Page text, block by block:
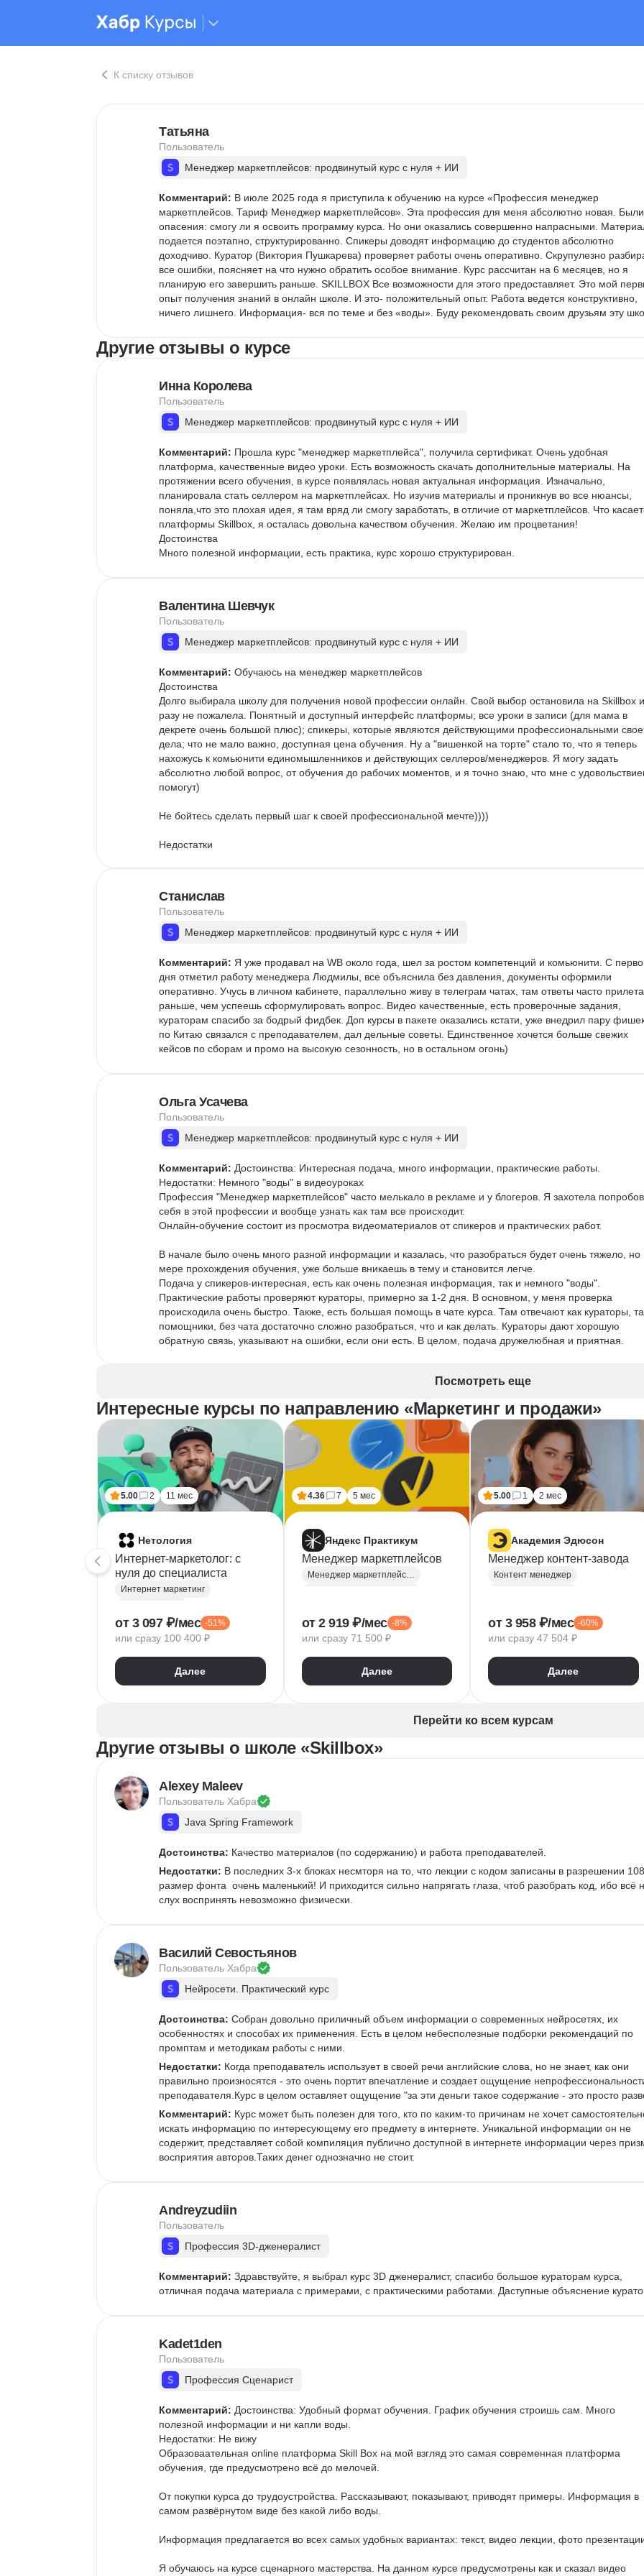
К списку отзывов
Татьяна
Пользователь
Менеджер маркетплейсов: продвинутый курс с нуля + ИИ
Комментарий: В июле 2025 года я приступила к обучению на курсе «Профессия менеджер
маркетплейсов. Тариф Менеджер маркетплейсов». Эта профессия для меня абсолютно новая. Были
опасения: смогу ли я освоить программу курса. Но они оказались совершенно напрасными.
подается поэтапно, структурированно. Спикеры доводят информацию до студентов абсолютно
доходчиво. Куратор (Виктория Пушкарева) проверяет работы очень оперативно. Скрупулезно
все ошибки, поясняет на что нужно обратить особое внимание. Курс рассчитан на 6 месяцев, но я
планирую его завершить раньше. SKILLBOX Все возможности для этого предоставляет. Это мой
опыт получения знаний в онлайн школе. И это- положительный опыт. Работа ведется конструктивно,
ничего лишнего. Информация- вся по теме и без «воды». Буду рекомендовать своим друзьям эту
Другие отзывы о курсе
Инна Королева
Пользователь
Менеджер маркетплейсов: продвинутый курс с нуля + ИИ
Комментарий: Прошла курс "менеджер маркетплейса", получила сертификат. Очень удобная
платформа, качественные видео уроки. Есть возможность скачать дополнительные материалы. На
протяжении всего обучения, в курсе появлялась новая актуальная информация. Изначально,
планировала стать селлером на маркетплейсах. Но изучив материалы и проникнув во все нюансы,
поняла,что это плохая идея, я там вряд ли смогу заработать, в отличие от маркетплейсов. Что
платформы Skillbox, я осталась довольна качеством обучения. Желаю им процветания!
Достоинства
Много полезной информации, есть практика, курс хорошо структурирован.
Валентина Шевчук
Пользователь
Менеджер маркетплейсов: продвинутый курс с нуля + ИИ
Комментарий: Обучаюсь на менеджер маркетплейсов
Достоинства
Долго выбирала школу для получения новой профессии онлайн. Свой выбор остановила на Skillbox
разу не пожалела. Понятный и доступный интерфейс платформы; все уроки в записи (для мама в
декрете очень большой плюс); спикеры, которые являются действующими профессиональными
дела; что не мало важно, доступная цена обучения. Ну а "вишенкой на торте" стало то, что я теперь
нахожусь к комьюнити единомышленников и действующих селлеров/менеджеров. Я могу задать
абсолютно любой вопрос, от обучения до рабочих моментов, и я точно знаю, что мне с
помогут)
Не бойтесь сделать первый шаг к своей профессиональной мечте))))
Недостатки
Станислав
Пользователь
Менеджер маркетплейсов: продвинутый курс с нуля + ИИ
Комментарий: Я уже продавал на WB около года, шел за ростом компетенций и комьюнити. С
дня отметил работу менеджера Людмилы, все объяснила без давления, документы оформили
оперативно. Учусь в личном кабинете, параллельно живу в телеграм чатах, там ответы часто
раньше, чем успеешь сформулировать вопрос. Видео качественные, есть проверочные задания,
кураторам спасибо за бодрый фидбек. Доп курсы в пакете оказались кстати, уже внедрил пару
по Китаю связался с преподавателем, дал дельные советы. Единственное хочется больше свежих
кейсов по сборам и промо на высокую сезонность, но в остальном огонь)
Ольга Усачева
Пользователь
Менеджер маркетплейсов: продвинутый курс с нуля + ИИ
Комментарий: Достоинства: Интересная подача, много информации, практические работы.
Недостатки: Немного "воды" в видеоуроках
Профессия "Менеджер маркетплейсов" часто мелькало в рекламе и у блогеров. Я захотела
себя в этой профессии и вообще узнать как там все происходит.
Онлайн-обучение состоит из просмотра видеоматериалов от спикеров и практических работ.
В начале было очень много разной информации и казалась, что разобраться будет очень тяжело, но
мере прохождения обучения, уже больше вникаешь в тему и становится легче.
Подача у спикеров-интересная, есть как очень полезная информация, так и немного "воды".
Практические работы проверяют кураторы, примерно за 1-2 дня. В основном, у меня проверка
происходила очень быстро. Также, есть большая помощь в чате курса. Там отвечают как кураторы,
помощники, без чата достаточно сложно разобраться, что и как делать. Кураторы дают хорошую
обратную связь, указывают на ошибки, если они есть. В целом, подача дружелюбная и приятная.
Кроме практических работ, есть еще финальные работы. В них собран симбиоз всех практических
поэтому можно проходить курс в своем темпе.
В целом обучение очень интересное, подходит для тех, кто хочет научиться чему-то новому или
поменять профессию.
Посмотреть еще
Интересные курсы по направлению «Маркетинг и продажи»
5.00 2 11 мес
Нетология
Интернет-маркетолог: с
нуля до cпециалиста
Интернет маркетинг
Яндекс Метрика
Google аналитика
Google реклама
Маркетинговая стратегия
Копирайтинг
Таргетинг
Контекстная реклама
VK Реклама
SEO-оптимизация
от 3 097 ₽/мес -51%
или сразу 100 400 ₽
Далее
4.36 7 5 мес
Яндекс Практикум
Менеджер маркетплейсов
Менеджер маркетплейсов
Анализ рынка
Планирование
E-commerce бизнес
от 2 919 ₽/мес -8%
или сразу 71 500 ₽
Далее
5.00 1 2 мес
Академия Эдюсон
Менеджер контент-завода
Контент менеджер
Управление контентом
SMM продвижение
SMM-стратегия
от 3 958 ₽/мес -60%
или сразу 47 504 ₽
Далее
Перейти ко всем курсам
Другие отзывы о школе «Skillbox»
Alexey Maleev
Пользователь Хабра
Java Spring Framework
Достоинства: Качество материалов (по содержанию) и работа преподавателей.
Недостатки: В последних 3-х блоках несмторя на то, что лекции с кодом записаны в разрешении
размер фонта  очень маленький! И приходится сильно напрягать глаза, чтоб разобрать код, ибо всё
слух воспринять невозможно физически.
Василий Севостьянов
Пользователь Хабра
Нейросети. Практический курс
Достоинства: Собран довольно приличный объем информации о современных нейросетях, их
особенностях и способах их применения. Есть в целом небесполезные подборки рекомендаций по
промптам и методикам работы с ними.
Недостатки: Когда преподаватель использует в своей речи английские слова, но не знает, как они
правильно произносятся - это очень портит впечатление и создает ощущение
преподавателя.Курс в целом оставляет ощущение "за эти деньги такое содержание - это просто
Комментарий: Курс может быть полезен для того, кто по каким-то причинам не хочет
искать информацию по интересующему его предмету в интернете. Уникальной информации он не
содержит, представляет собой компиляция публично доступной в интернете информации через
восприятия авторов.Таких денег однозначно не стоит.
Andreyzudiin
Пользователь
Профессия 3D-дженералист
Комментарий: Здравствуйте, я выбрал курс 3D дженералист, спасибо большое кураторам курса,
отличная подача материала с примерами, с практическими работами. Даступные объяснение
Kadet1den
Пользователь
Профессия Сценарист
Комментарий: Достоинства: Удобный формат обучения. График обучения строишь сам. Много
полезной информации и ни капли воды.
Недостатки: Не вижу
Образоваательная online платформа Skill Box на мой взгляд это самая современная платформа
обучения, где предусмотрено всё до мелочей.
От покупки курса до трудоустройства. Рассказывают, показывают, приводят примеры. Информация в
самом развёрнутом виде без какой либо воды.
Информация предлагается во всех самых удобных вариантах: текст, видео лекции, фото
Я обучаюсь на курсе сценарного мастерства. На данном курсе предусмотрены как и сказал видео